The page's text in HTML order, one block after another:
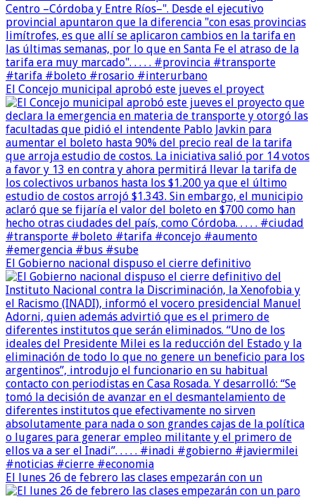
El Concejo municipal aprobó este jueves el proyect
El Gobierno nacional dispuso el cierre definitivo
El lunes 26 de febrero las clases empezarán con un